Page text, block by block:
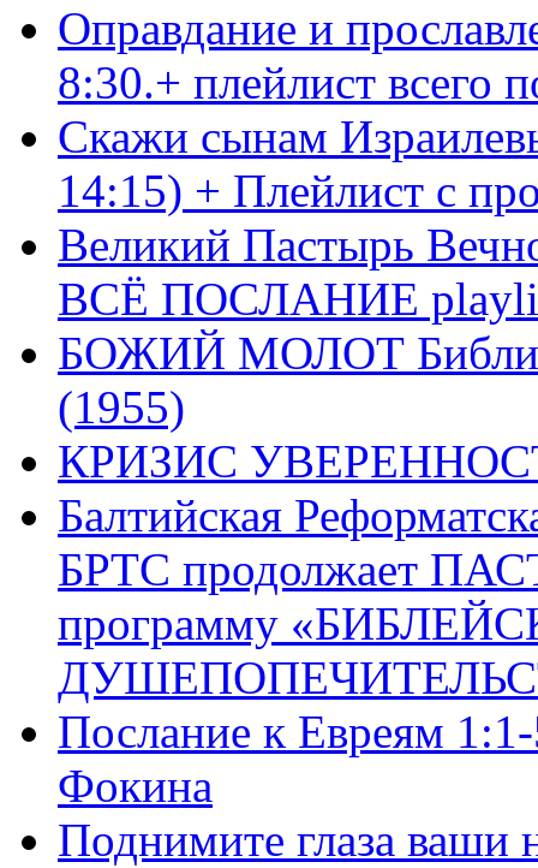
Оправдание и
8:30.+ плейлист
Скажи сынам
14:15) + Плейлист с
Великий Пастырь
ВСЁ ПОСЛАНИЕ
БОЖИЙ МОЛОТ Библия
(1955)
КРИЗИС
Балтийская
БРТС продолжает
программу
Послание к Евреям
Фокина
Поднимите глаза ваши